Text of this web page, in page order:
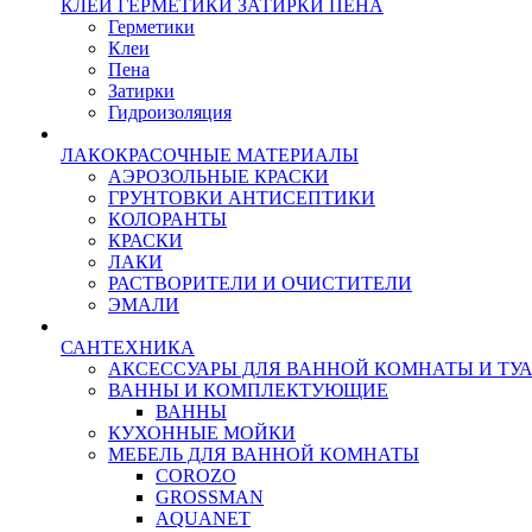
КЛЕИ ГЕРМЕТИКИ ЗАТИРКИ ПЕНА
Герметики
Клеи
Пена
Затирки
Гидроизоляция
ЛАКОКРАСОЧНЫЕ МАТЕРИАЛЫ
АЭРОЗОЛЬНЫЕ КРАСКИ
ГРУНТОВКИ АНТИСЕПТИКИ
КОЛОРАНТЫ
КРАСКИ
ЛАКИ
РАСТВОРИТЕЛИ И ОЧИСТИТЕЛИ
ЭМАЛИ
САНТЕХНИКА
АКСЕССУАРЫ ДЛЯ ВАННОЙ КОМНАТЫ И
ВАННЫ И КОМПЛЕКТУЮЩИЕ
ВАННЫ
КУХОННЫЕ МОЙКИ
МЕБЕЛЬ ДЛЯ ВАННОЙ КОМНАТЫ
COROZO
GROSSMAN
AQUANET